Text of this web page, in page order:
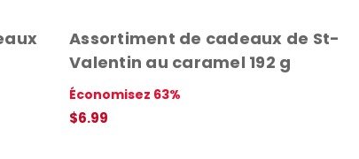
Assortiment de cadeaux de St-
Valentin au caramel 192 g
Économisez 63%
$6.99